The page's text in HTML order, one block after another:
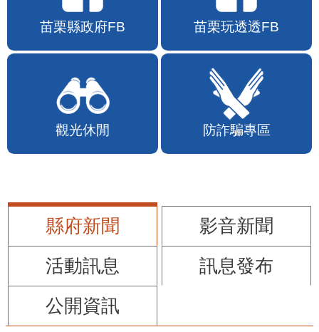
苗栗縣政府FB 苗栗玩透透FB
觀光休閒 防詐騙專區
縣府新聞
影音新聞
活動訊息
訊息發布
公開資訊